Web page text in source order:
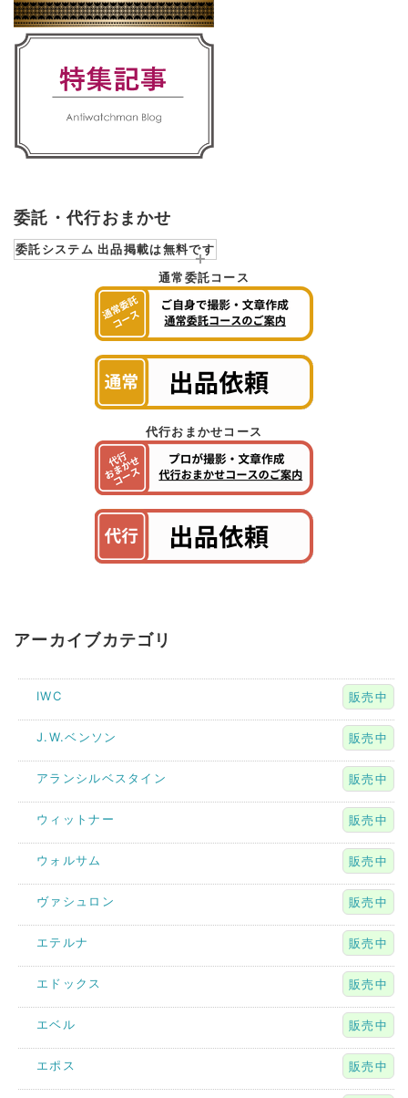
委託・代行おまかせ
委託システム 出品掲載は無料です
通常委託コース
代行おまかせコース
アーカイブカテゴリ
IWC 販売中
J.W.ベンソン 販売中
アランシルベスタイン 販売中
ウィットナー 販売中
ウォルサム 販売中
ヴァシュロン 販売中
エテルナ 販売中
エドックス 販売中
エベル 販売中
エポス 販売中